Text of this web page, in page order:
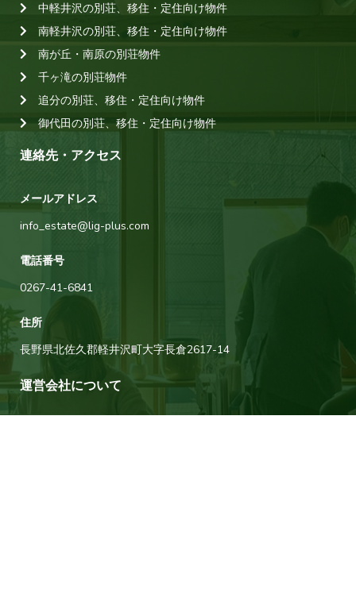
中軽井沢の別荘、移住・定住向け物件
南軽井沢の別荘、移住・定住向け物件
南が丘・南原の別荘物件
千ヶ滝の別荘物件
追分の別荘、移住・定住向け物件
御代田の別荘、移住・定住向け物件
連絡先・アクセス
メールアドレス
info_estate@lig-plus.com
電話番号
0267-41-6841
住所
長野県北佐久郡軽井沢町大字長倉2617-14
運営会社について